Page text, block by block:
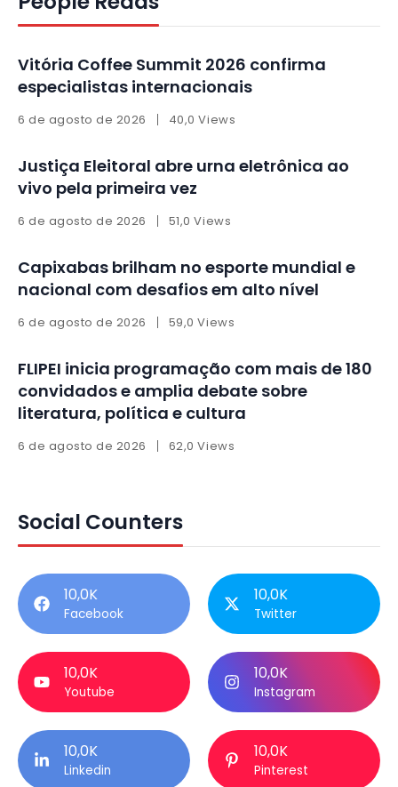
Vitória Coffee Summit 2026 confirma
especialistas internacionais
6 de agosto de 2026 40,0 Views
Justiça Eleitoral abre urna eletrônica ao
vivo pela primeira vez
6 de agosto de 2026 51,0 Views
Capixabas brilham no esporte mundial e
nacional com desafios em alto nível
6 de agosto de 2026 59,0 Views
FLIPEI inicia programação com mais de 180
convidados e amplia debate sobre
literatura, política e cultura
6 de agosto de 2026 62,0 Views
Social Counters
10,0K
Facebook
10,0K
Twitter
10,0K
Youtube
10,0K
Instagram
10,0K
Linkedin
10,0K
Pinterest